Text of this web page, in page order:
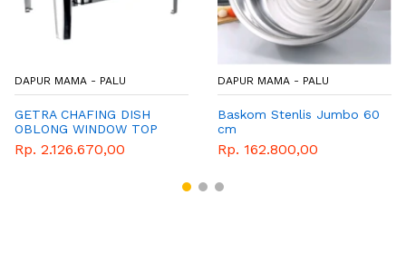
DAPUR MAMA - PALU
GETRA CHAFING DISH
OBLONG WINDOW TOP
YF-723KS
Rp. 2.126.670,00
DAPUR MAMA - PALU
Baskom Stenlis Jumbo 60
cm
Rp. 162.800,00